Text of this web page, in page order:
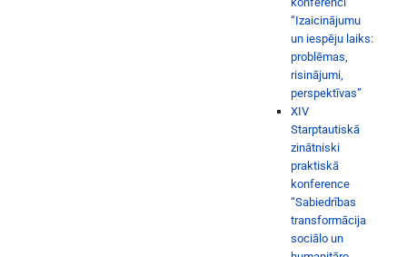
“Izaicinājumu
un iespēju laiks:
problēmas,
risinājumi,
perspektīvas”
XIV
Starptautiskā
zinātniski
praktiskā
konference
“Sabiedrības
transformācija
sociālo un